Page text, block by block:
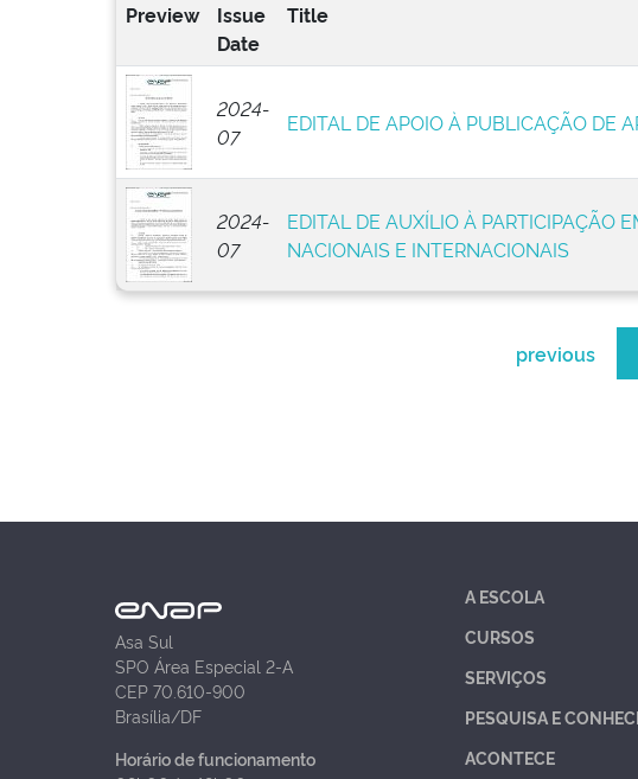
Preview
Issue
Date
Title
2024-
07
EDITAL DE APOIO À PUBLICAÇÃO DE
2024-
07
EDITAL DE AUXÍLIO À PARTICIPAÇÃO
NACIONAIS E INTERNACIONAIS
previous
Asa Sul
SPO Área Especial 2-A
CEP 70.610-900
Brasília/DF
Horário de funcionamento
A ESCOLA
CURSOS
SERVIÇOS
PESQUISA E
ACONTECE